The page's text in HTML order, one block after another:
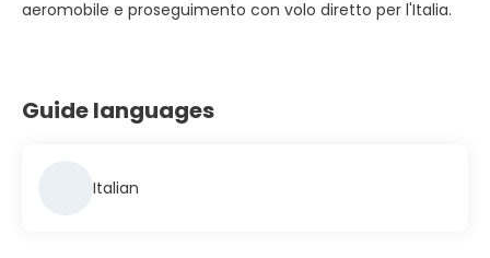
aeromobile e proseguimento con volo diretto per l'Italia.
Guide languages
Italian